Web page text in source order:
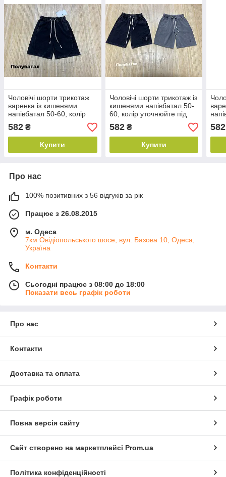
Чоловічі шорти трикотаж
варенка із кишенями
напівбатал 50-60, колір
темно-синій
582 ₴
Купити
Чоловічі шорти трикотаж із
кишенями напівбатал 50-
60, колір уточнюйте під
час замовлення
582₴
Купити
582
Про нас
100% позитивних з 56 відгуків за рік
Працює з 26.08.2015
м. Одеса
7км Овідіопольського шосе, вул. Базова 10, Одеса,
Україна
Контакти
Сьогодні працює з 08:00 до 18:00
Показати весь графік роботи
Про нас
Контакти
Доставка та оплата
Графік роботи
Повна версія сайту
Сайт створено на маркетплейсі Prom.ua
Політика конфіденційності